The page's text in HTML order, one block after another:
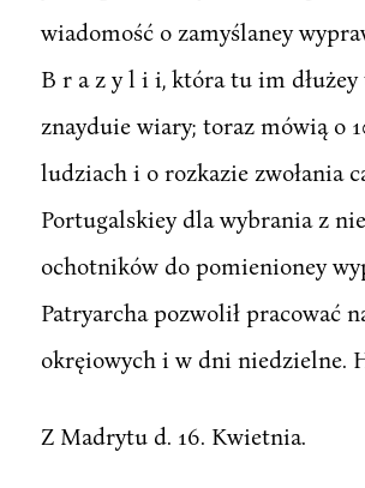
wiadomość o zamyślaney
B r a z y l i i, która tu im
znayduie wiary; toraz mówią o
ludziach i o rozkazie zwołania
Portugalskiey dla wybrania z
ochotników do pomienioney
Patryarcha pozwolił pracować
okręiowych i w dni niedzielne.
Z Madrytu d. 16. Kwietnia.